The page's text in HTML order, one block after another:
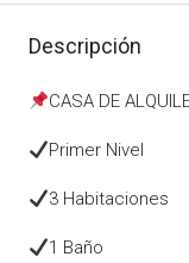
Descripción
CASA DE
Primer Nivel
3 Habitaciones
1 Baño